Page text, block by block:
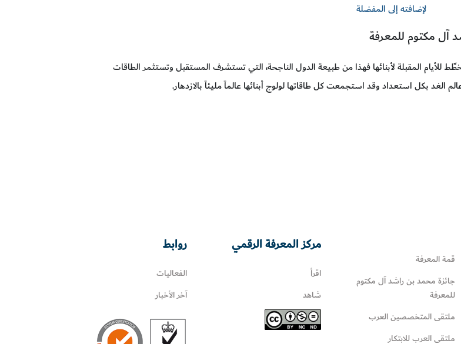
لإضافته إلى المفضلة
مكتوم للمعرفة
للأيام المقبلة لأبنائها فهذا من طبيعة الدول الناجحة، التي تستشرف المستقبل وتستثمر الطاقات
الغد بكل استعداد وقد استجمعت كل طاقاتها لولوج أبنائها عالماً مليئاً بالازدهار.
قمة المعرفة
جائزة محمد بن راشد آل مكتوم
للمعرفة
ملتقى المتخصصين العرب
ملتقى العرب للابتكار
مركز المعرفة الرقمي
اقرأ
شاهد
روابط
الفعاليات
آخر الأخبار